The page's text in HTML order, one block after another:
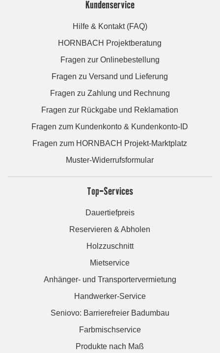
Kundenservice
Hilfe & Kontakt (FAQ)
HORNBACH Projektberatung
Fragen zur Onlinebestellung
Fragen zu Versand und Lieferung
Fragen zu Zahlung und Rechnung
Fragen zur Rückgabe und Reklamation
Fragen zum Kundenkonto & Kundenkonto-ID
Fragen zum HORNBACH Projekt-Marktplatz
Muster-Widerrufsformular
Top-Services
Dauertiefpreis
Reservieren & Abholen
Holzzuschnitt
Mietservice
Anhänger- und Transportervermietung
Handwerker-Service
Seniovo: Barrierefreier Badumbau
Farbmischservice
Produkte nach Maß